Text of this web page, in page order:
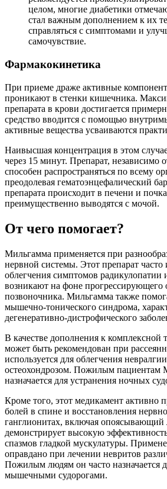
целом, многие диабетики
стал важным дополнением к их
справляться с симптомами и
самочувствие.
Фармакокинетика
При приеме драже активные
проникают в стенки кишечника.
препарата в крови достигается
средство вводится с помощью
активные вещества усваиваются
Наивысшая концентрация в этом
через 15 минут. Препарат, независимо
способен распространяться по всему
преодолевая гематоэнцефалический
препарата происходит в печени и
преимущественно выводятся с мочой.
От чего помогает?
Мильгамма применяется при
нервной системы. Этот препарат часто
облегчения симптомов радикулопатии
возникают на фоне прогрессирующего
позвоночника. Мильгамма также
мышечно-тонического синдрома,
дегенеративно-дистрофического
В качестве дополнения к комплексной
может быть рекомендован при
используется для облегчения
остеохондрозом. Пожилым пациентам
назначается для устранения ночных
Кроме того, этот медикамент активно
болей в спине и восстановления
ганглионитах, включая
демонстрирует высокую
спазмов гладкой мускулатуры.
оправдано при лечении невритов
Пожилым людям он часто назначается
мышечными судорогами.